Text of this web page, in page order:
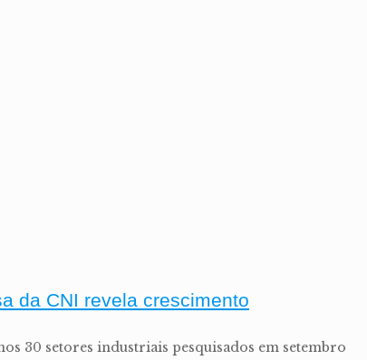
da CNI revela crescimento
30 setores industriais pesquisados em setembro